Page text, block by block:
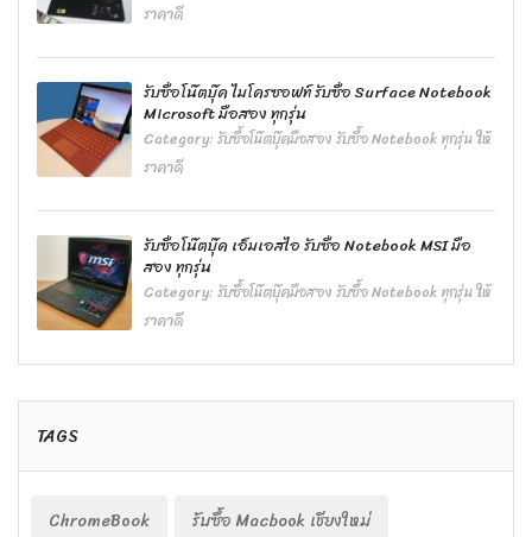
ราคาดี
รับซื้อโน๊ตบุ๊ค ไมโครซอฟท์ รับซื้อ Surface Notebook
Microsoft มือสอง ทุกรุ่น
Category:รับซื้อโน๊ตบุ๊คมือสอง รับซื้อ Notebook ทุกรุ่น ให้
ราคาดี
รับซื้อโน๊ตบุ๊ค เอ็มเอสไอ รับซื้อ Notebook MSI มือ
สอง ทุกรุ่น
Category:รับซื้อโน๊ตบุ๊คมือสอง รับซื้อ Notebook ทุกรุ่น ให้
ราคาดี
TAGS
ChromeBook
รับซื้อ Macbook เชียงใหม่